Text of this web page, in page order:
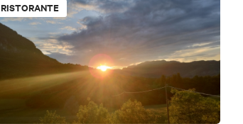
RISTORANTE